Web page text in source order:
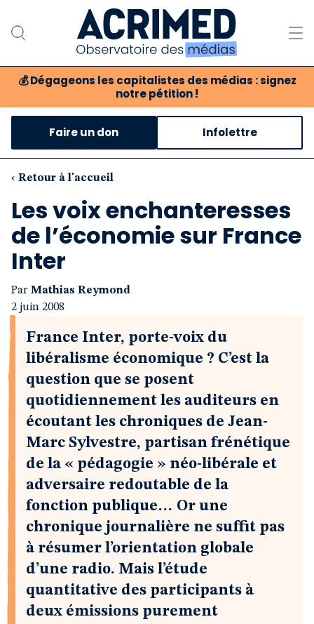
💰 Dégageons les capitalistes des médias : signez
notre pétition !
Notre association
Notre critique des médias
Nos propositions
Notre revue
Boutique
Faire un don Infolettre
‹ Retour à l'accueil
Les voix enchanteresses
de l’économie sur France
Inter
Par Mathias Reymond
2 juin 2008
France Inter, porte-voix du
libéralisme économique ? C’est la
question que se posent
quotidiennement les auditeurs en
écoutant les chroniques de Jean-
Marc Sylvestre, partisan frénétique
de la « pédagogie » néo-libérale et
adversaire redoutable de la
fonction publique… Or une
chronique journalière ne suffit pas
à résumer l’orientation globale
d’une radio. Mais l’étude
quantitative des participants à
deux émissions purement